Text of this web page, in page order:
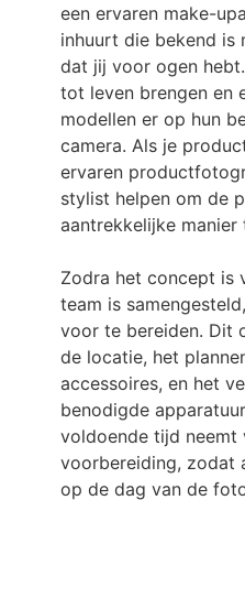
een ervaren make-
inhuurt die bekend is
dat jij voor ogen
tot leven brengen en
modellen er op hun
camera. Als je
ervaren
stylist helpen om de
aantrekkelijke manier
Zodra het concept is
team is
voor te bereiden. Dit
de locatie, het
accessoires, en het
benodigde
voldoende tijd neemt
voorbereiding, zodat
op de dag van de